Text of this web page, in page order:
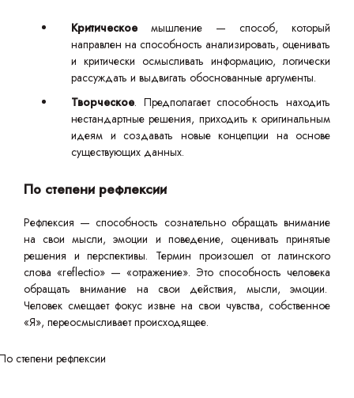
Критическое мышление — способ, который
направлен на способность анализировать, оценивать
и критически осмысливать информацию, логически
рассуждать и выдвигать обоснованные аргументы.
Творческое. Предполагает способность находить
нестандартные решения, приходить к оригинальным
идеям и создавать новые концепции на основе
существующих данных.
По степени рефлексии
Рефлексия — способность сознательно обращать внимание
на свои мысли, эмоции и поведение, оценивать принятые
решения и перспективы. Термин произошел от латинского
слова «reflectio» — «отражение». Это способность человека
обращать внимание на свои действия, мысли, эмоции.
Человек смещает фокус извне на свои чувства, собственное
«Я», переосмысливает происходящее.